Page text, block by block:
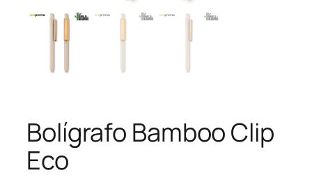
Bolígrafo Bamboo Clip
Eco